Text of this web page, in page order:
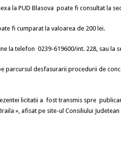
la PUD Blasova poate fi consultat la
fi cumparat la valoarea de 200 lei.
la telefon 0239-619600/int. 228, sau la
parcursul desfasurarii procedurii de
licitatii a fost transmis spre
», afisat pe site-ul Consiliului